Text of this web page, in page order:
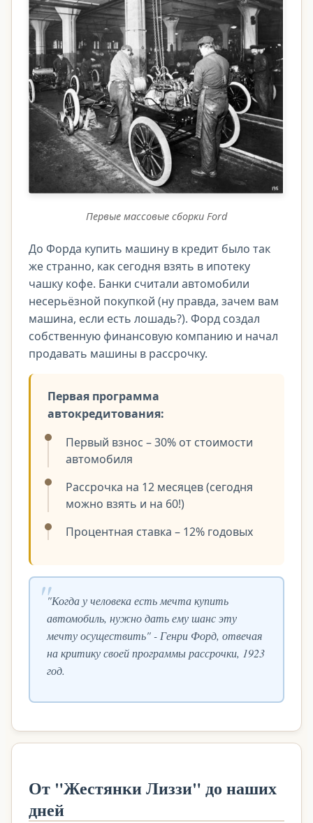
Первые массовые сборки Ford
До Форда купить машину в кредит было так
же странно, как сегодня взять в ипотеку
чашку кофе. Банки считали автомобили
несерьёзной покупкой (ну правда, зачем вам
машина, если есть лошадь?). Форд создал
собственную финансовую компанию и начал
продавать машины в рассрочку.
Первая программа
автокредитования:
Первый взнос – 30% от стоимости
автомобиля
Рассрочка на 12 месяцев (сегодня
можно взять и на 60!)
Процентная ставка – 12% годовых
"Когда у человека есть мечта купить
автомобиль, нужно дать ему шанс эту
мечту осуществить" - Генри Форд, отвечая
на критику своей программы рассрочки, 1923
год.
От "Жестянки Лиззи" до наших
дней